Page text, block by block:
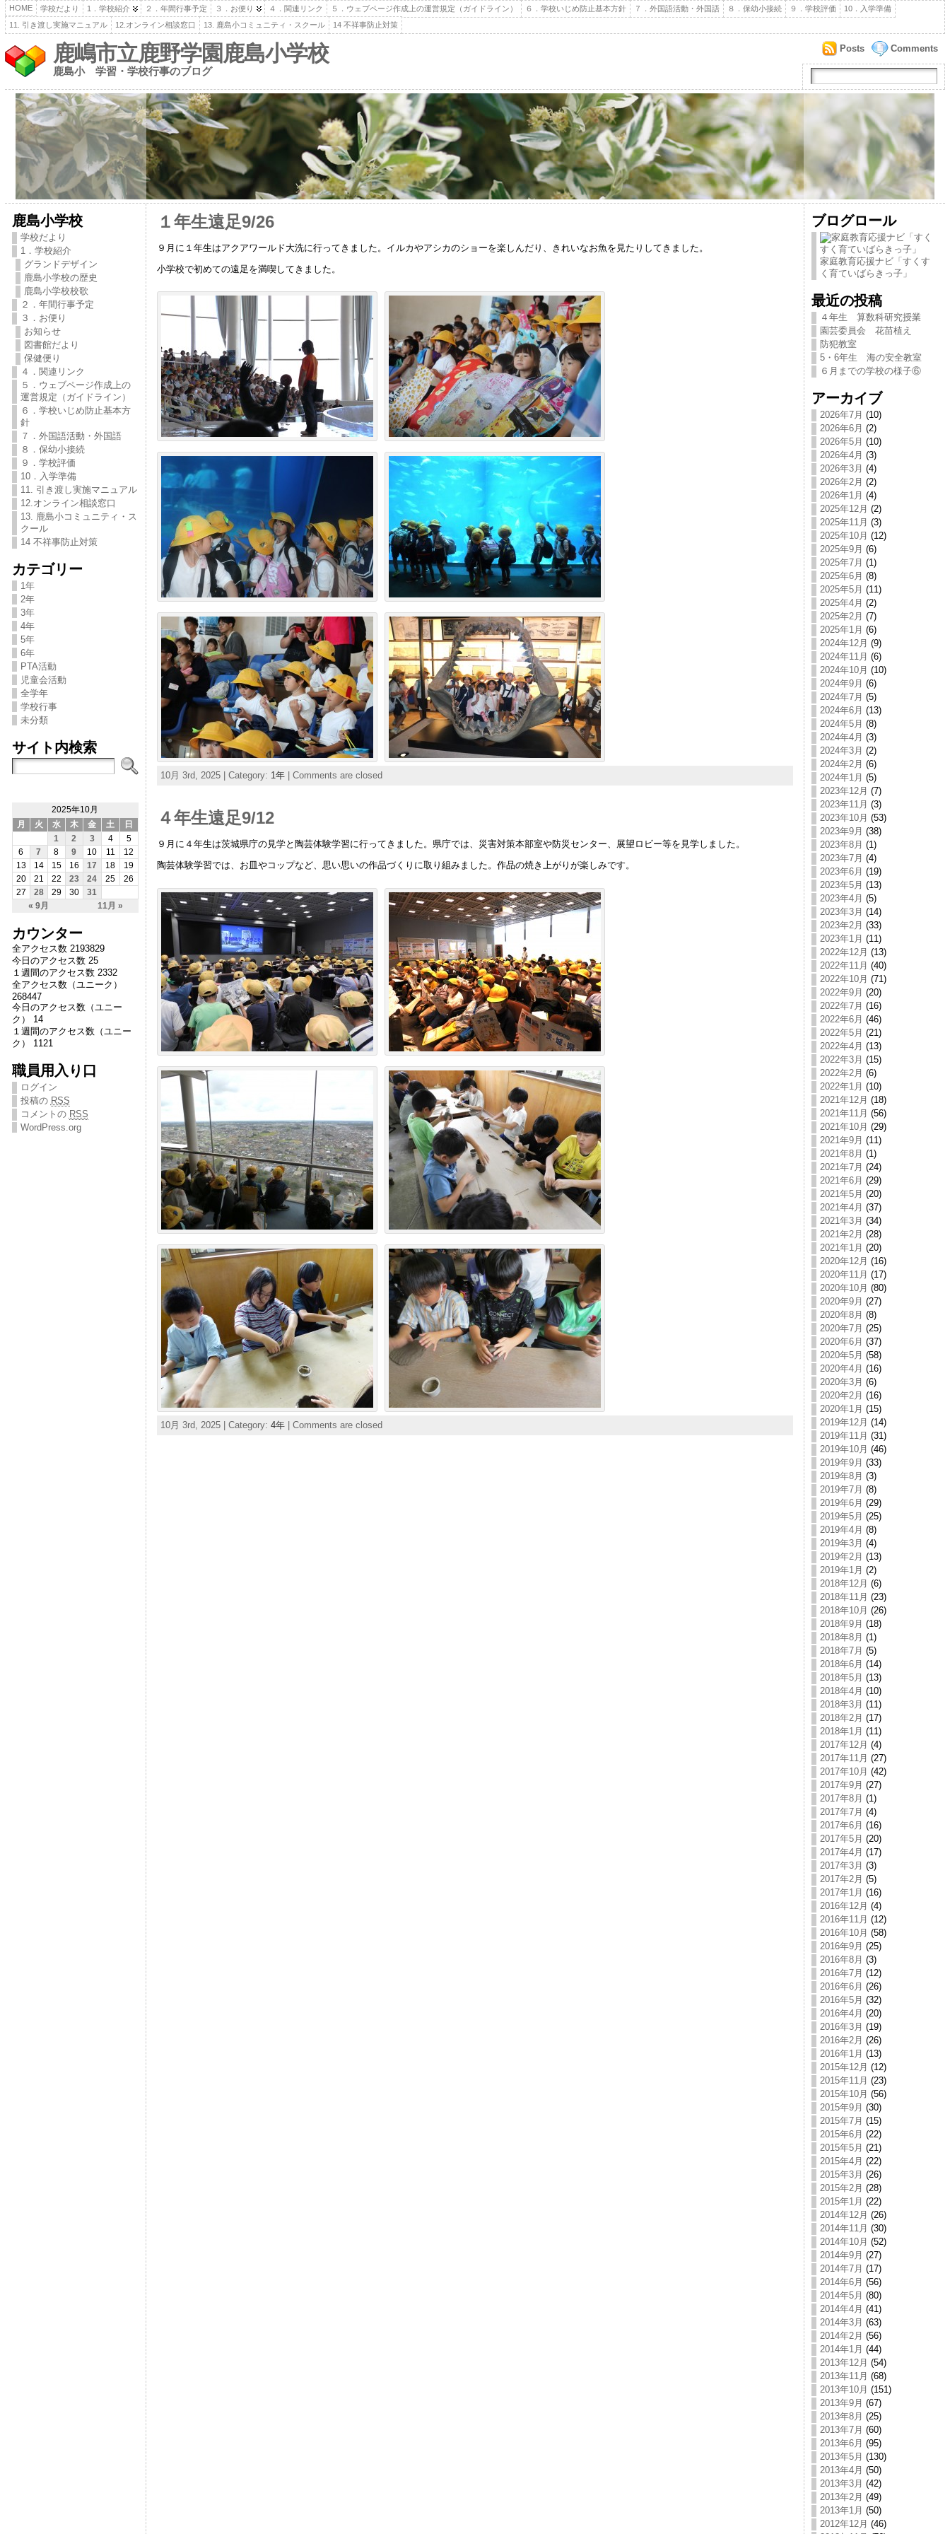
HOME 学校だより 1．学校紹介 ２．年間行事予定 ３．お便り ４．関連リンク ５．ウェブページ作成上の運営規定（ガイドライン） ６．学校いじめ防止基本方針 ７．外国語活動・外国語 ８．保幼小接続 ９．学校評価
10．入学準備
11. 引き渡し実施マニュアル
12.オンライン相談窓口 13. 鹿島小コミュニティ・スクール 14 不祥事防止対策
鹿嶋市立鹿野学園鹿島小学校
鹿島小 学習・学校行事のブログ
Comments
Posts
鹿島小学校
学校だより
1．学校紹介
グランドデザイン
鹿島小学校の歴史
鹿島小学校校歌
２．年間行事予定
３．お便り
お知らせ
図書館だより
保健便り
４．関連リンク
５．ウェブページ作成上の
運営規定（ガイドライン）
６．学校いじめ防止基本方
針
７．外国語活動・外国語
８．保幼小接続
９．学校評価
10．入学準備
11. 引き渡し実施マニュアル
12.オンライン相談窓口
13. 鹿島小コミュニティ・ス
クール
14 不祥事防止対策
カテゴリー
1年
2年
3年
4年
5年
6年
PTA活動
児童会活動
全学年
学校行事
未分類
サイト内検索
2025年10月
月
火 水 木 金 土 日
« 9月 11月 »
1 2 3 4
5
6
7 8 9 10 11
12
13
14 15 16 17 18
19
20
21 22 23 24 25
26
27
28 29 30 31
カウンター
全アクセス数 2193829
今日のアクセス数 25
１週間のアクセス数 2332
全アクセス数（ユニーク）
268447
今日のアクセス数（ユニー
ク） 14
１週間のアクセス数（ユニー
ク） 1121
職員用入り口
ログイン
投稿の RSS
コメントの RSS
WordPress.org
１年生遠足9/26
９月に１年生はアクアワールド大洗に行ってきました。イルカやアシカのショーを楽しんだり、きれいなお魚を見たりしてきました。
小学校で初めての遠足を満喫してきました。
10月 3rd, 2025 | Category: 1年| Comments are closed
４年生遠足9/12
９月に４年生は茨城県庁の見学と陶芸体験学習に行ってきました。県庁では、災害対策本部室や防災センター、展望ロビー等を見学しました。
陶芸体験学習では、お皿やコップなど、思い思いの作品づくりに取り組みました。作品の焼き上がりが楽しみです。
10月 3rd, 2025 | Category: 4年| Comments are closed
ブログロール
家庭教育応援ナビ「すくす
く育ていばらきっ子」
最近の投稿
４年生 算数科研究授業
園芸委員会 花苗植え
防犯教室
5・6年生 海の安全教室
６月までの学校の様子⑥
アーカイブ
2026年7月 (10)
2026年6月 (2)
2026年5月 (10)
2026年4月 (3)
2026年3月 (4)
2026年2月 (2)
2026年1月 (4)
2025年12月 (2)
2025年11月 (3)
2025年10月 (12)
2025年9月 (6)
2025年7月 (1)
2025年6月 (8)
2025年5月 (11)
2025年4月 (2)
2025年2月 (7)
2025年1月 (6)
2024年12月 (9)
2024年11月 (6)
2024年10月 (10)
2024年9月 (6)
2024年7月 (5)
2024年6月 (13)
2024年5月 (8)
2024年4月 (3)
2024年3月 (2)
2024年2月 (6)
2024年1月 (5)
2023年12月 (7)
2023年11月 (3)
2023年10月 (53)
2023年9月 (38)
2023年8月 (1)
2023年7月 (4)
2023年6月 (19)
2023年5月 (13)
2023年4月 (5)
2023年3月 (14)
2023年2月 (33)
2023年1月 (11)
2022年12月 (13)
2022年11月 (40)
2022年10月 (71)
2022年9月 (20)
2022年7月 (16)
2022年6月 (46)
2022年5月 (21)
2022年4月 (13)
2022年3月 (15)
2022年2月 (6)
2022年1月 (10)
2021年12月 (18)
2021年11月 (56)
2021年10月 (29)
2021年9月 (11)
2021年8月 (1)
2021年7月 (24)
2021年6月 (29)
2021年5月 (20)
2021年4月 (37)
2021年3月 (34)
2021年2月 (28)
2021年1月 (20)
2020年12月 (16)
2020年11月 (17)
2020年10月 (80)
2020年9月 (27)
2020年8月 (8)
2020年7月 (25)
2020年6月 (37)
2020年5月 (58)
2020年4月 (16)
2020年3月 (6)
2020年2月 (16)
2020年1月 (15)
2019年12月 (14)
2019年11月 (31)
2019年10月 (46)
2019年9月 (33)
2019年8月 (3)
2019年7月 (8)
2019年6月 (29)
2019年5月 (25)
2019年4月 (8)
2019年3月 (4)
2019年2月 (13)
2019年1月 (2)
2018年12月 (6)
2018年11月 (23)
2018年10月 (26)
2018年9月 (18)
2018年8月 (1)
2018年7月 (5)
2018年6月 (14)
2018年5月 (13)
2018年4月 (10)
2018年3月 (11)
2018年2月 (17)
2018年1月 (11)
2017年12月 (4)
2017年11月 (27)
2017年10月 (42)
2017年9月 (27)
2017年8月 (1)
2017年7月 (4)
2017年6月 (16)
2017年5月 (20)
2017年4月 (17)
2017年3月 (3)
2017年2月 (5)
2017年1月 (16)
2016年12月 (4)
2016年11月 (12)
2016年10月 (58)
2016年9月 (25)
2016年8月 (3)
2016年7月 (12)
2016年6月 (26)
2016年5月 (32)
2016年4月 (20)
2016年3月 (19)
2016年2月 (26)
2016年1月 (13)
2015年12月 (12)
2015年11月 (23)
2015年10月 (56)
2015年9月 (30)
2015年7月 (15)
2015年6月 (22)
2015年5月 (21)
2015年4月 (22)
2015年3月 (26)
2015年2月 (28)
2015年1月 (22)
2014年12月 (26)
2014年11月 (30)
2014年10月 (52)
2014年9月 (27)
2014年7月 (17)
2014年6月 (56)
2014年5月 (80)
2014年4月 (41)
2014年3月 (63)
2014年2月 (56)
2014年1月 (44)
2013年12月 (54)
2013年11月 (68)
2013年10月 (151)
2013年9月 (67)
2013年8月 (25)
2013年7月 (60)
2013年6月 (95)
2013年5月 (130)
2013年4月 (50)
2013年3月 (42)
2013年2月 (49)
2013年1月 (50)
2012年12月 (46)